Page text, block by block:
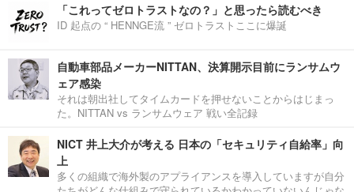
「これってゼロトラストなの？」と思ったら読むべき
ID 起点の “ HENNGE流 ” ゼロトラストここに爆誕
自動車部品メーカーNITTAN、決算開示目前にランサムウ
ェア感染
それは朝出社してタイムカードを押せないことからはじまっ
た。NITTAN vs ランサムウェア 戦い全記録
NICT 井上大介が考える 日本の「セキュリティ自給率」向
上
多くの組織で海外製のアプライアンスを導入していますが自分